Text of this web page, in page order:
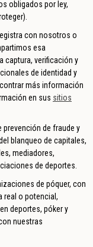
obligados por ley,
con nosotros o
esa
captura, verificación y
de identidad y
más información
en sus sitios
prevención de fraude y
blanqueo de capitales,
mediadores,
de deportes.
de póquer, con
real o potencial,
deportes, póker y
nuestras